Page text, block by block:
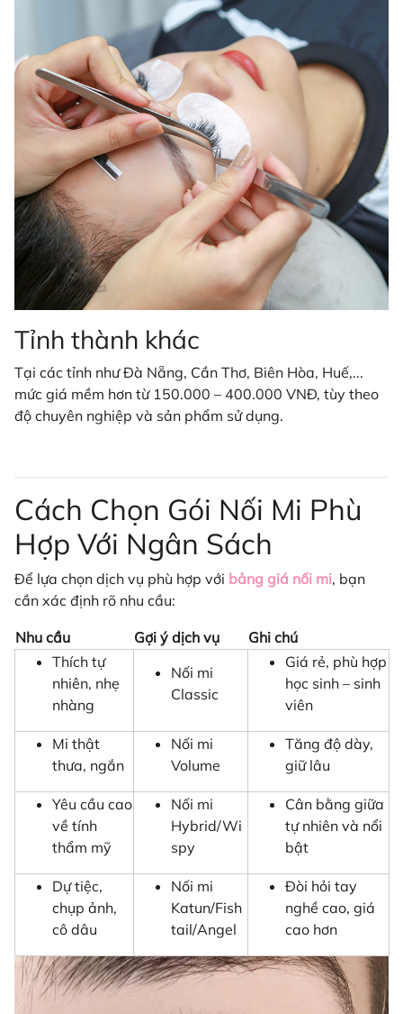
Tỉnh thành khác
Tại các tỉnh như Đà Nẵng, Cần Thơ, Biên Hòa, Huế,...
mức giá mềm hơn từ 150.000 – 400.000 VNĐ, tùy theo
độ chuyên nghiệp và sản phẩm sử dụng.
Cách Chọn Gói Nối Mi Phù
Hợp Với Ngân Sách
Để lựa chọn dịch vụ phù hợp với bảng giá nối mi, bạn
cần xác định rõ nhu cầu:
Nhu cầu Gợi ý dịch vụ
Ghi chú
Thích tự
nhiên, nhẹ
nhàng
Nối mi
Classic
Giá rẻ, phù hợp
học sinh – sinh
viên
Mi thật
thưa, ngắn
Nối mi
Volume
Tăng độ dày,
giữ lâu
Yêu cầu cao
về tính
thẩm mỹ
Nối mi
Hybrid/Wi
spy
Cân bằng giữa
tự nhiên và nổi
bật
Dự tiệc,
chụp ảnh,
cô dâu
Nối mi
Katun/Fish
tail/Angel
Đòi hỏi tay
nghề cao, giá
cao hơn